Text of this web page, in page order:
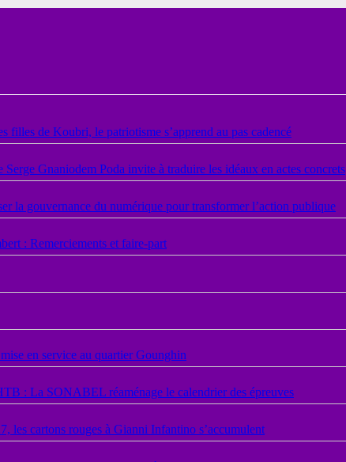
de Koubri, le patriotisme s’apprend au pas cadencé
Gnaniodem Poda invite à traduire les idéaux en actes concrets
la gouvernance du numérique pour transformer l’action publique
: Remerciements et faire-part
en service au quartier Gounghin
: La SONABEL réaménage le calendrier des épreuves
les cartons rouges à Gianni Infantino s’accumulent